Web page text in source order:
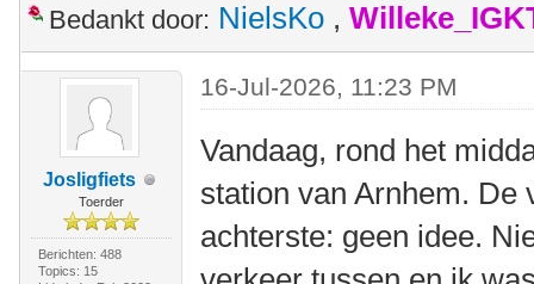
Bedankt door: NielsKo ,
Josligfiets
Toerder
Berichten: 488
Topics: 15
16-Jul-2026, 11:23 PM
Vandaag, rond het
station van Arnhem. De
achterste: geen idee.